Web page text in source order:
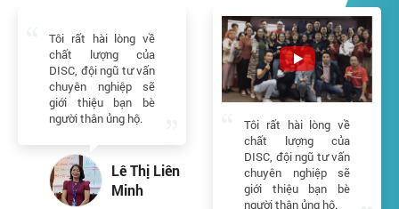
Tôi rất hài lòng về
chất lượng của
DISC, đội ngũ tư vấn
chuyên nghiệp sẽ
giới thiệu bạn bè
người thân ủng hộ.
Lê Thị Liên
Minh
Tôi rất hài lòng về
chất lượng của
DISC, đội ngũ tư vấn
chuyên nghiệp sẽ
giới thiệu bạn bè
người thân ủng hộ.